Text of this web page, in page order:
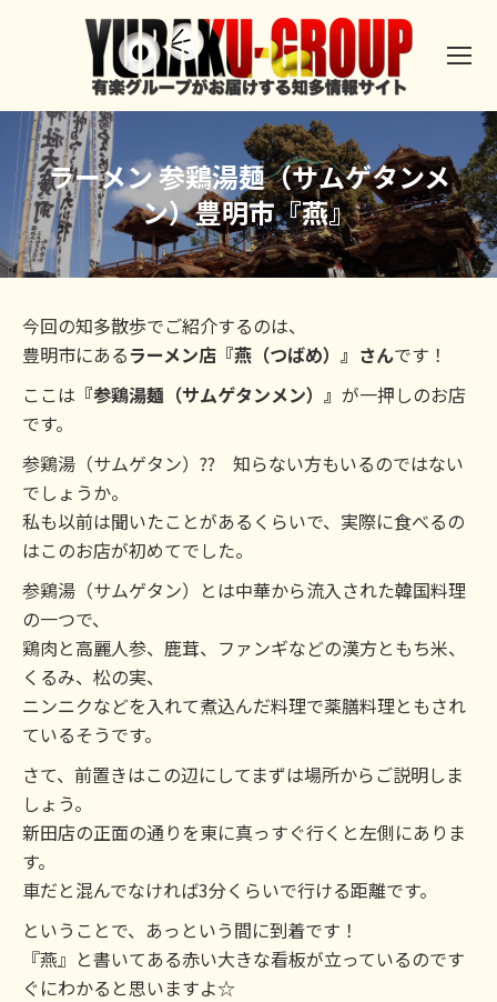
ラーメン 参鶏湯麺（サムゲタンメ
ン）豊明市『燕』
今回の知多散歩でご紹介するのは、
豊明市にあるラーメン店『燕（つばめ）』さんです！
ここは 『参鶏湯麺（サムゲタンメン）』 が一押しのお店
です。
参鶏湯（サムゲタン）?? 知らない方もいるのではない
でしょうか。
私も以前は聞いたことがあるくらいで、実際に食べるの
はこのお店が初めてでした。
参鶏湯（サムゲタン）とは中華から流入された韓国料理
の一つで、
鶏肉と高麗人参、鹿茸、ファンギなどの漢方ともち米、
くるみ、松の実、
ニンニクなどを入れて煮込んだ料理で薬膳料理ともされ
ているそうです。
さて、前置きはこの辺にしてまずは場所からご説明しま
しょう。
新田店の正面の通りを東に真っすぐ行くと左側にありま
す。
車だと混んでなければ3分くらいで行ける距離です。
ということで、あっという間に到着です！
『燕』と書いてある赤い大きな看板が立っているのです
ぐにわかると思いますよ☆